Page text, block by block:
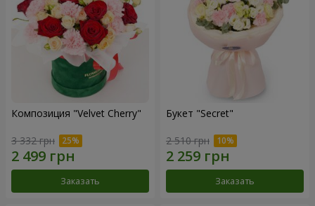
Композиция "Velvet Cherry"
3 332 грн
Заказать
Букет "Secret"
2 510 грн
Заказать